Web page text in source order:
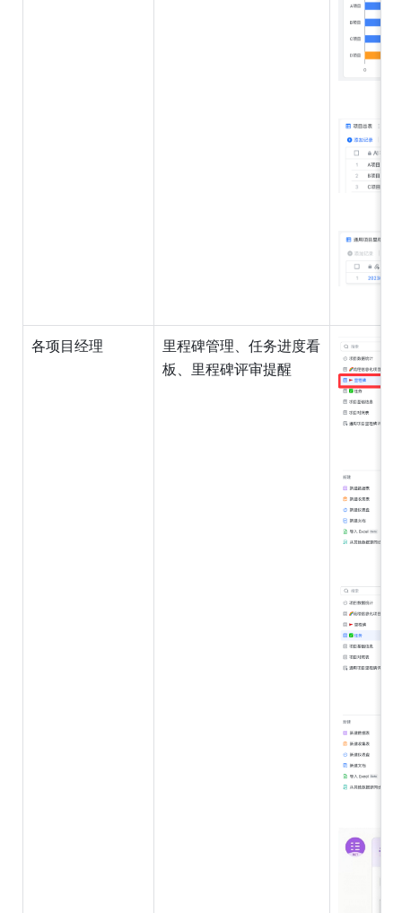
各项目经理
里程碑管理、任务进度看
板、里程碑评审提醒